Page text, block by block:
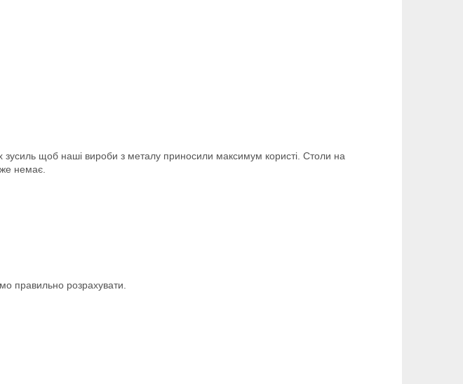
зусиль щоб наші вироби з металу приносили максимум користі. Столи на
немає.
правильно розрахувати.